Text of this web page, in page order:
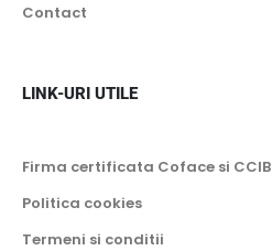
Contact
LINK-URI UTILE
Firma certificata Coface si CCIB
Politica cookies
Termeni si conditii